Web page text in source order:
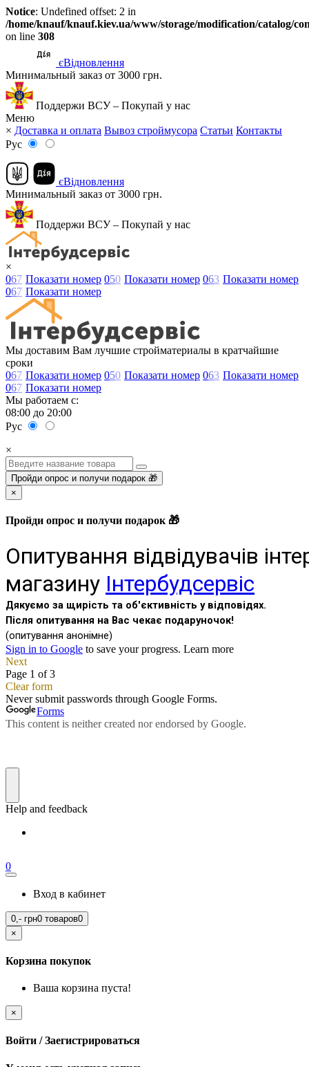
Notice: Undefined offset: 2 in
/home/knauf/knauf.kiev.ua/www/storage/modification/catalog/
on line 308
єВідновлення
Минимальный заказ от 3000 грн.
Поддержи ВСУ – Покупай у нас
Меню
× Доставка и оплата Вывоз строймусора Статьи Контакты
Рус
єВідновлення
Минимальный заказ от 3000 грн.
Поддержи ВСУ – Покупай у нас
×
067 Показати номер 050 Показати номер 063 Показати номер
067 Показати номер
Мы доставим Вам лучшие стройматериалы в кратчайшие
сроки
067 Показати номер 050 Показати номер 063 Показати номер
067 Показати номер
Мы работаем с:
08:00 до 20:00
Рус
×
Пройди опрос и получи подарок 🎁
×
Пройди опрос и получи подарок 🎁
0
Вход в кабинет
0,- грн0 товаров0
×
Корзина покупок
Ваша корзина пуста!
×
Войти / Заегистрироваться